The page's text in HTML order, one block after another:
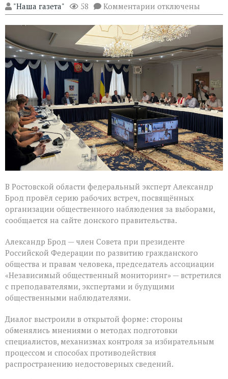
"Наша газета" 58 Комментарии к
записи
Эксперт
Александр
Брод
высоко
оценил
подготовку
наблюдателей
Ростовской
области
отключены
В Ростовской области федеральный эксперт Александр
Брод провёл серию рабочих встреч, посвящённых
организации общественного наблюдения за выборами,
сообщается на сайте донского правительства.
Александр Брод — член Совета при президенте
Российской Федерации по развитию гражданского
общества и правам человека, председатель ассоциации
«Независимый общественный мониторинг» — встретился
с преподавателями, экспертами и будущими
общественными наблюдателями.
Диалог выстроили в открытой форме: стороны
обменялись мнениями о методах подготовки
специалистов, механизмах контроля за избирательным
процессом и способах противодействия
распространению недостоверных сведений.